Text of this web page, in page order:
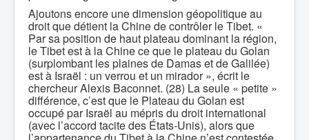
Ajoutons encore une dimension géopolitique au
droit que détient la Chine de contrôler le Tibet. «
Par sa position de haut plateau dominant la région,
le Tibet est à la Chine ce que le plateau du Golan
(surplombant les plaines de Damas et de Galilée)
est à Israël : un verrou et un mirador », écrit le
chercheur Alexis Baconnet. (28) La seule « petite »
différence, c’est que le Plateau du Golan est
occupé par Israël au mépris du droit international
(avec l’accord tacite des États-Unis), alors que